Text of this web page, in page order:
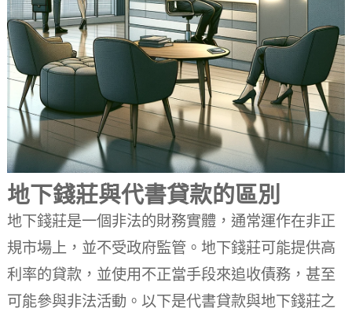
地下錢莊與代書貸款的區別
地下錢莊是一個非法的財務實體，通常運作在非正
規市場上，並不受政府監管。地下錢莊可能提供高
利率的貸款，並使用不正當手段來追收債務，甚至
可能參與非法活動。以下是代書貸款與地下錢莊之